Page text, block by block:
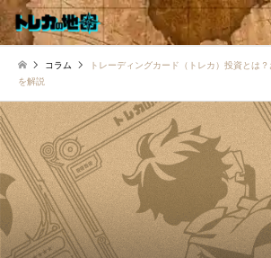
トップ
カードショップ一覧
コラム一覧
店舗インタビュー特集
コラム
トレーディングカード（トレカ）投資とは
を解説